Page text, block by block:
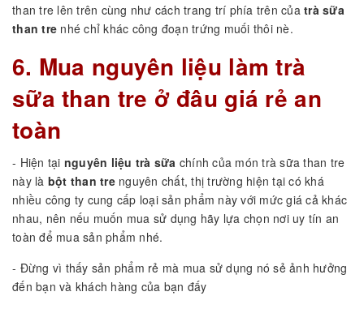
than tre lên trên cùng như cách trang trí phía trên của trà sữa
than tre nhé chỉ khác công đoạn trứng muối thôi nè.
6. Mua nguyên liệu làm trà
sữa than tre ở đâu giá rẻ an
toàn
- Hiện tại nguyên liệu trà sữa chính của món trà sữa than tre
này là bột than trenguyên chất, thị trường hiện tại có khá
nhiều công ty cung cấp loại sản phẩm này với mức giá cả khác
nhau, nên nếu muốn mua sử dụng hãy lựa chọn nơi uy tín an
toàn để mua sản phẩm nhé.
- Đừng vì thấy sản phẩm rẻ mà mua sử dụng nó sẻ ảnh hưởng
đến bạn và khách hàng của bạn đấy